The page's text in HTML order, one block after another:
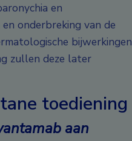
en
onderbreking van de
bijwerkingen
zullen deze later
toediening
aan